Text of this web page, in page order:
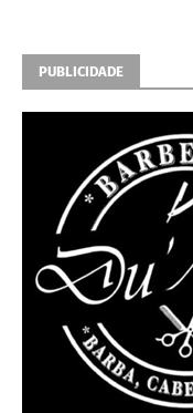
PUBLICIDADE